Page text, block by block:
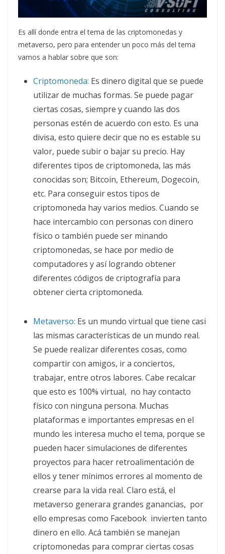
Es allí donde entra el tema de las criptomonedas y
metaverso, pero para entender un poco más del tema
vamos a hablar sobre que son:
Criptomoneda: Es dinero digital que se puede
utilizar de muchas formas. Se puede pagar
ciertas cosas, siempre y cuando las dos
personas estén de acuerdo con esto. Es una
divisa, esto quiere decir que no es estable su
valor, puede subir o bajar su precio. Hay
diferentes tipos de criptomoneda, las más
conocidas son; Bitcoin, Ethereum, Dogecoin,
etc. Para conseguir estos tipos de
criptomoneda hay varios medios. Cuando se
hace intercambio con personas con dinero
físico o también puede ser minando
criptomonedas, se hace por medio de
computadores y así logrando obtener
diferentes códigos de criptografía para
obtener cierta criptomoneda.
Metaverso: Es un mundo virtual que tiene casi
las mismas características de un mundo real.
Se puede realizar diferentes cosas, como
compartir con amigos, ir a conciertos,
trabajar, entre otros labores. Cabe recalcar
que esto es 100% virtual, no hay contacto
físico con ninguna persona. Muchas
plataformas e importantes empresas en el
mundo les interesa mucho el tema, porque se
pueden hacer simulaciones de diferentes
proyectos para hacer retroalimentación de
ellos y tener mínimos errores al momento de
crearse para la vida real. Claro está, el
metaverso generara grandes ganancias, por
ello empresas como Facebook invierten tanto
dinero en ello. Acá también se manejan
criptomonedas para comprar ciertas cosas